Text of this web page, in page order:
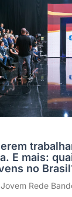
E mais:
no
Rede